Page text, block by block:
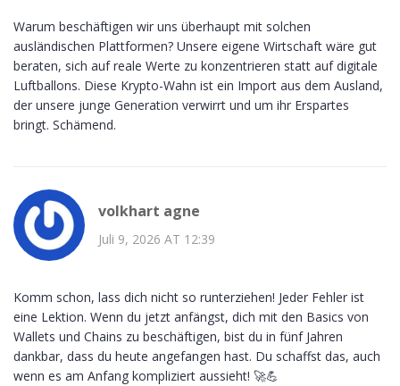
Warum beschäftigen wir uns überhaupt mit solchen
ausländischen Plattformen? Unsere eigene Wirtschaft wäre gut
beraten, sich auf reale Werte zu konzentrieren statt auf digitale
Luftballons. Diese Krypto-Wahn ist ein Import aus dem Ausland,
der unsere junge Generation verwirrt und um ihr Erspartes
bringt. Schämend.
volkhart agne
Juli 9, 2026 AT 12:39
Komm schon, lass dich nicht so runterziehen! Jeder Fehler ist
eine Lektion. Wenn du jetzt anfängst, dich mit den Basics von
Wallets und Chains zu beschäftigen, bist du in fünf Jahren
dankbar, dass du heute angefangen hast. Du schaffst das, auch
wenn es am Anfang kompliziert aussieht! 🚀💪